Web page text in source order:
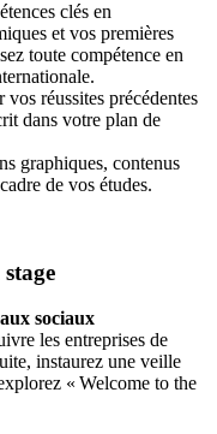
clés en
et vos premières
toute compétence en
réussites précédentes
dans votre plan de
graphiques, contenus
de vos études.
sociaux
les entreprises de
instaurez une veille
« Welcome to the